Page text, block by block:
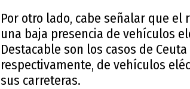
Por otro lado, cabe señalar que
una baja presencia de vehículos
Destacable son los casos de
respectivamente, de vehículos
sus carreteras.